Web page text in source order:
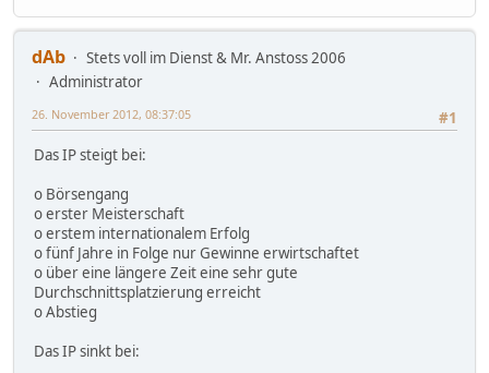
dAb
Stets voll im Dienst & Mr. Anstoss 2006
Administrator
#1
26. November 2012, 08:37:05
Das IP steigt bei:
o Börsengang
o erster Meisterschaft
o erstem internationalem Erfolg
o fünf Jahre in Folge nur Gewinne erwirtschaftet
o über eine längere Zeit eine sehr gute
Durchschnittsplatzierung erreicht
o Abstieg
Das IP sinkt bei: